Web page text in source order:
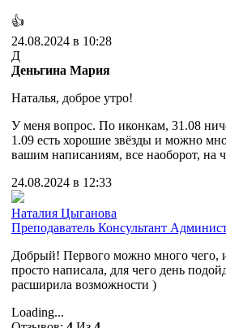
👍
24.08.2024 в 10:28
Д
Деньгина Мария
Наталья, доброе утро!
У меня вопрос. По иконкам, 31.08
1.09 есть хорошие звёзды и можно
вашим написаниям, все наоборот, на
24.08.2024 в 12:33
Наталия Цыганова
Преподаватель Консультант
Добрый! Первого можно много чего,
просто написала, для чего день
расширила возможности )
Loading...